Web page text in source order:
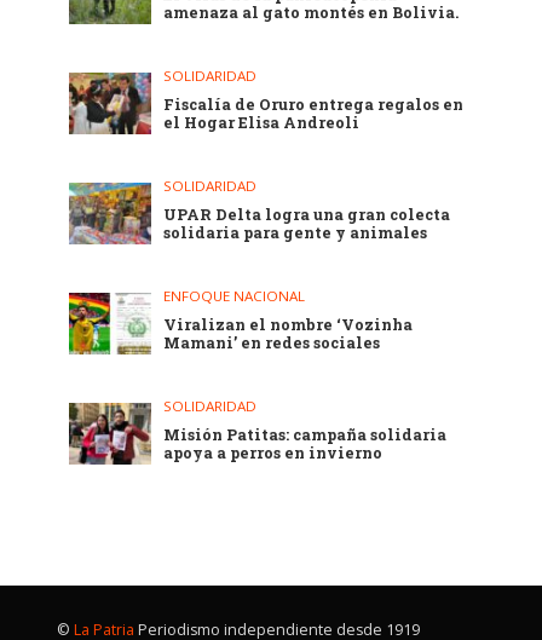
amenaza al gato montés en Bolivia.
SOLIDARIDAD
Fiscalía de Oruro entrega regalos en
el Hogar Elisa Andreoli
SOLIDARIDAD
UPAR Delta logra una gran colecta
solidaria para gente y animales
ENFOQUE NACIONAL
Viralizan el nombre ‘Vozinha
Mamani’ en redes sociales
SOLIDARIDAD
Misión Patitas: campaña solidaria
apoya a perros en invierno
© La Patria Periodismo independiente desde 1919